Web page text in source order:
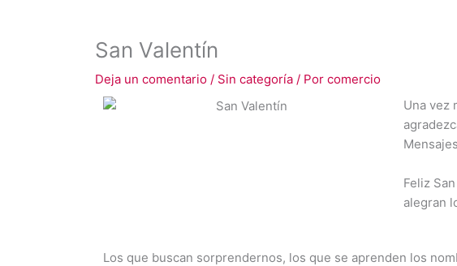
San Valentín
Deja un comentario / Sin categoría / Por comercio
Una vez
Feliz
alegran
Los que buscan sorprendernos, los que se aprenden los